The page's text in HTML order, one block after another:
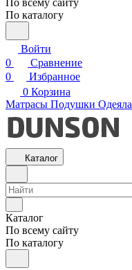
По всему сайту
По каталогу
Войти
0
Сравнение
0
Избранное
0 Корзина
Матрасы Подушки Одеяла
Каталог
Каталог
По всему сайту
По каталогу